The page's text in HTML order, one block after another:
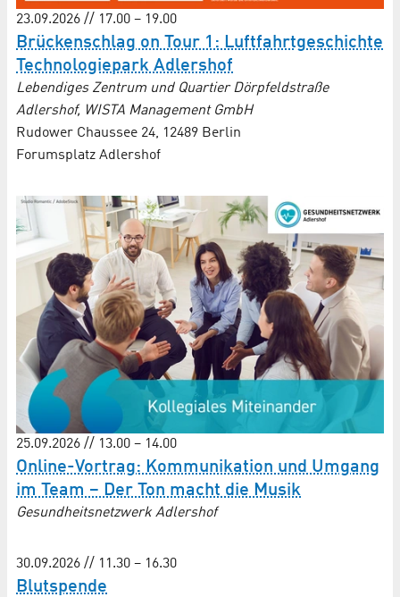
23.09.2026 // 17.00 – 19.00
Brückenschlag on Tour 1: Luftfahrt­geschichte
Techno­logie­park Adlershof
Lebendiges Zentrum und Quartier Dörpfeldstraße
Adlershof, WISTA Management GmbH
Rudower Chaussee 24, 12489 Berlin
Forumsplatz Adlershof
25.09.2026 // 13.00 – 14.00
Online-Vortrag: Kommunikation und Umgang
im Team – Der Ton macht die Musik
Gesundheitsnetzwerk Adlershof
30.09.2026 // 11.30 – 16.30
Blutspende